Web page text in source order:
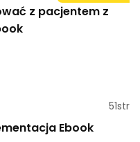
z pacjentem z
51str
Ebook